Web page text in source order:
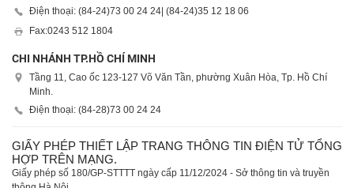
Điện thoại: (84-24)73 00 24 24| (84-24)35 12 18 06
Fax:0243 512 1804
CHI NHÁNH TP.HỒ CHÍ MINH
Tầng 11, Cao ốc 123-127 Võ Văn Tần, phường Xuân Hòa, Tp. Hồ Chí
Minh.
Điện thoại: (84-28)73 00 24 24
GIẤY PHÉP THIẾT LẬP TRANG THÔNG TIN ĐIỆN TỬ TỔNG
HỢP TRÊN MẠNG.
Giấy phép số 180/GP-STTTT ngày cấp 11/12/2024 - Sở thông tin và truyền